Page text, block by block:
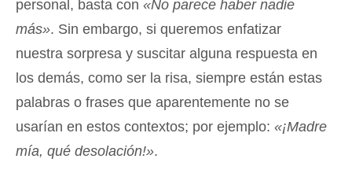
personal, basta con «No parece haber nadie
más». Sin embargo, si queremos enfatizar
nuestra sorpresa y suscitar alguna respuesta en
los demás, como ser la risa, siempre están estas
palabras o frases que aparentemente no se
usarían en estos contextos; por ejemplo: «¡Madre
mía, qué desolación!».